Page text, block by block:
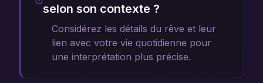
selon son contexte ?
Considérez les détails du rêve et leur
lien avec votre vie quotidienne pour
une interprétation plus précise.